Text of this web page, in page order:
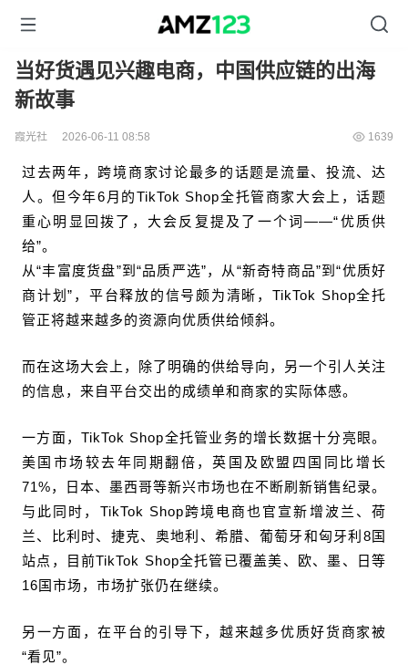
当好货遇见兴趣电商，中国供应链的出海
新故事
霞光社 2026-06-11 08:58 1639
过去两年，跨境商家讨论最多的话题是流量、投流、达
人。但今年6月的TikTok Shop全托管商家大会上，话题
重心明显回拨了，大会反复提及了一个词——“优质供
给”。
从“丰富度货盘”到“品质严选”，从“新奇特商品”到“优质好
商计划”，平台释放的信号颇为清晰，TikTok Shop全托
管正将越来越多的资源向优质供给倾斜。
而在这场大会上，除了明确的供给导向，另一个引人关注
的信息，来自平台交出的成绩单和商家的实际体感。
一方面，TikTok Shop全托管业务的增长数据十分亮眼。
美国市场较去年同期翻倍，英国及欧盟四国同比增长
71%，日本、墨西哥等新兴市场也在不断刷新销售纪录。
与此同时，TikTok Shop跨境电商也官宣新增波兰、荷
兰、比利时、捷克、奥地利、希腊、葡萄牙和匈牙利8国
站点，目前TikTok Shop全托管已覆盖美、欧、墨、日等
16国市场，市场扩张仍在继续。
另一方面，在平台的引导下，越来越多优质好货商家被
“看见”。